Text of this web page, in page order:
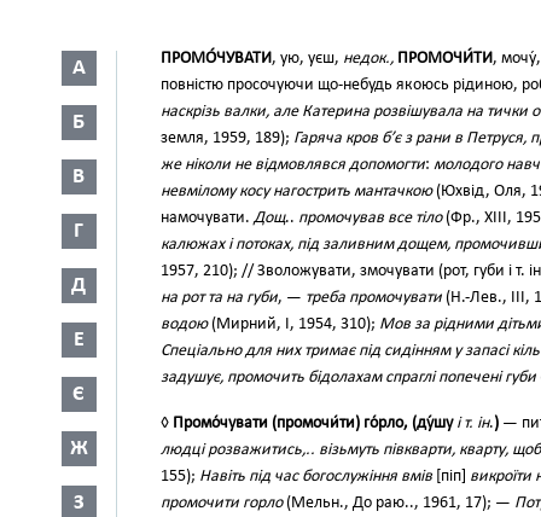
А
Б
В
Г
Д
Е
Є
Ж
З
ПРОМО́ЧУВАТИ, ую, уєш, недок., ПРОМОЧИ́ТИ,
повністю просочуючи що-небудь якоюсь рідиною,
наскрізь валки, але Катерина розвішувала на тички
земля, 1959, 189); Гаряча кров б’є з рани в Петруся,
же ніколи не відмовлявся допомогти: молодого
невмілому косу нагострить мантачкою(Юхвід, Оля,
намочувати.Дощ.. промочував все тіло(Фр., XIII,
калюжах і потоках, під заливним дощем,
1957, 210); // Зволожувати, змочувати (рот, губи і
на рот та на губи, — треба промочувати (Н.-Лев., III,
водою(Мирний, І, 1954, 310); Мов за рідними
Спеціально для них тримає під сидінням у запасі
задушує, промочить бідолахам спраглі попечені губи
◊ Промо́чувати (промочи́ти) го́рло, (ду́шу і т. ін.) —
людці розважитись,.. візьмуть півкварти, кварту,
155); Навіть під час богослужіння вмів [піп] викроїти
промочити горло(Мельн., До раю.., 1961, 17); —